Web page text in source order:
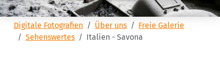
Digitale Fotografien Über uns
Freie Galerie
Sehenswertes
Italien - Savona